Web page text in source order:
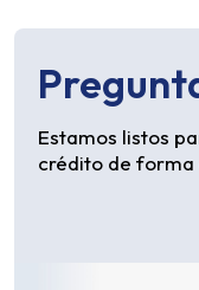
Estamos listos
crédito de forma